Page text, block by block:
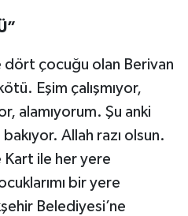
dört çocuğu olan Berivan
Eşim çalışmıyor,
alamıyorum. Şu anki
Allah razı olsun.
Kart ile her yere
bir yere
Belediyesi’ne